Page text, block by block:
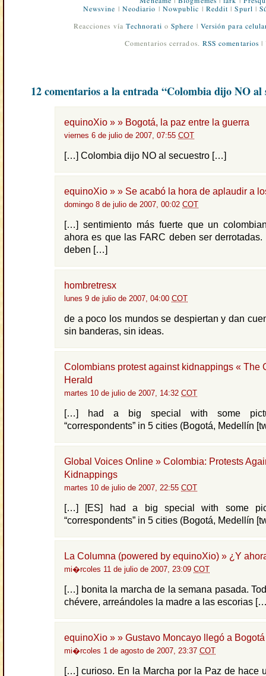
Newsvine | Neodiario | Nowpublic | Reddit |Spurl |
Reacciones vía Technorati o Sphere | Versión para
Comentarios cerrados. RSS comentarios |
12 comentarios a la entrada “Colombia dijo NO al
equinoXio » » Bogotá, la paz entre la guerra
viernes 6 de julio de 2007, 07:55 COT
[…] Colombia dijo NO al secuestro […]
equinoXio » » Se acabó la hora de aplaudir a
domingo 8 de julio de 2007, 00:02 COT
[…] sentimiento más fuerte que un
ahora es que las FARC deben ser derrotadas.
deben […]
hombretresx
lunes 9 de julio de 2007, 04:00 COT
de a poco los mundos se despiertan y dan
sin banderas, sin ideas.
Colombians protest against kidnappings « The
Herald
martes 10 de julio de 2007, 14:32 COT
[…] had a big special with some
“correspondents” in 5 cities (Bogotá, Medellín
Global Voices Online » Colombia: Protests
Kidnappings
martes 10 de julio de 2007, 22:55 COT
[…] [ES] had a big special with some
“correspondents” in 5 cities (Bogotá, Medellín
La Columna (powered by equinoXio) » ¿Y
mi�rcoles 11 de julio de 2007, 23:09 COT
[…] bonita la marcha de la semana pasada.
chévere, arreándoles la madre a las escorias
equinoXio » » Gustavo Moncayo llegó a Bogotá
mi�rcoles 1 de agosto de 2007, 23:37 COT
[…] curioso. En la Marcha por la Paz de hace